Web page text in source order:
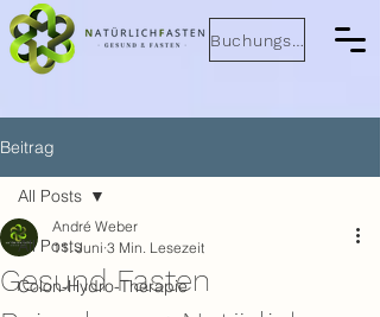
Buchungsanfrage
Beitrag
All Posts
Colon-Hydro-Therapie
All Posts
Gesund Fasten
André Weber
11. Juni 3 Min. Lesezeit